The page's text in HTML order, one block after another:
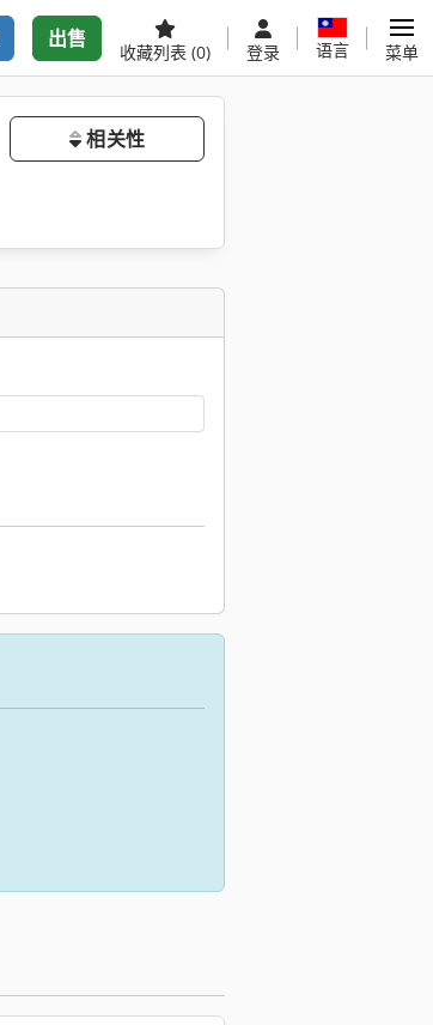
出售
收藏列表 (0) 登录 语言 菜单
相关性